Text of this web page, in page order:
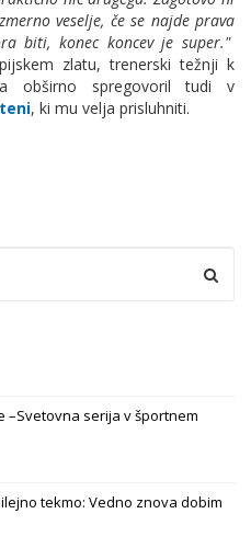
veselje, če se najde prava
biti, konec koncev je super."
zlatu, trenerski težnji k
obširno spregovoril tudi v
, ki mu velja prisluhniti.
–Svetovna serija v športnem
tekmo: Vedno znova dobim